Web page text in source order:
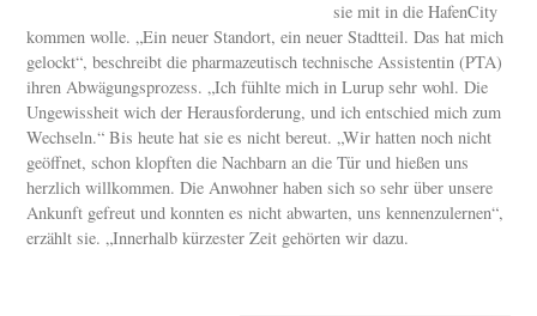
sie mit in die HafenCity
kommen wolle. „Ein neuer Standort, ein neuer Stadtteil. Das hat mich
gelockt“, beschreibt die pharmazeutisch technische Assistentin (PTA)
ihren Abwägungsprozess. „Ich fühlte mich in Lurup sehr wohl. Die
Ungewissheit wich der Herausforderung, und ich entschied mich zum
Wechseln.“ Bis heute hat sie es nicht bereut. „Wir hatten noch nicht
geöffnet, schon klopften die Nachbarn an die Tür und hießen uns
herzlich willkommen. Die Anwohner haben sich so sehr über unsere
Ankunft gefreut und konnten es nicht abwarten, uns kennenzulernen“,
erzählt sie. „Innerhalb kürzester Zeit gehörten wir dazu.